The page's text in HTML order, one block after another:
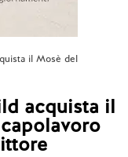
il Mosè del
acquista il